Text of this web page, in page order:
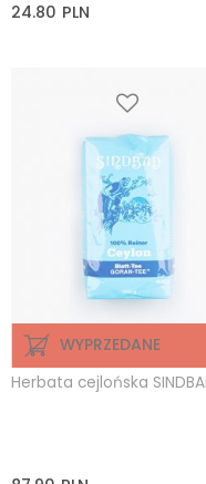
24.80 PLN
WYPRZEDANE
Herbata cejlońska